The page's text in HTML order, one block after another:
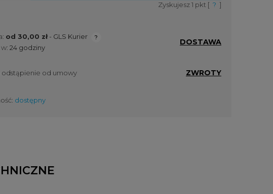
Zyskujesz1 pkt [ ? ]
od 30,00 zł - GLS Kurier
24 godziny
DOSTAWA
odstąpienie od umowy ZWROTY
dostępny